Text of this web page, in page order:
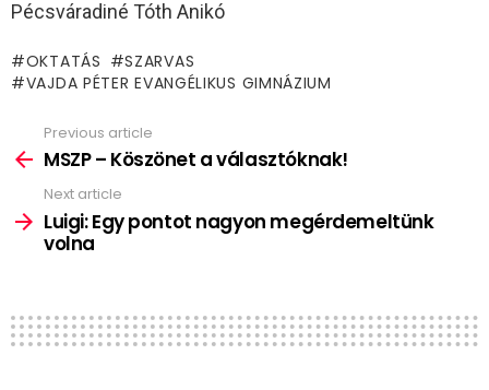
Pécsváradiné Tóth Anikó
OKTATÁS
SZARVAS
VAJDA PÉTER EVANGÉLIKUS GIMNÁZIUM
more
Previous article
MSZP – Köszönet a választóknak!
Next article
Luigi: Egy pontot nagyon megérdemeltünk
volna